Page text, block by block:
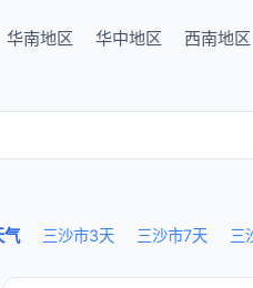
华南地区 华中地区 西南地区
气 三沙市3天 三沙市7天 三